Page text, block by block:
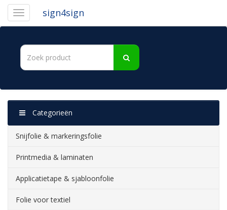
sign4sign
Categorieën
Snijfolie & markeringsfolie
Printmedia & laminaten
Applicatietape & sjabloonfolie
Folie voor textiel